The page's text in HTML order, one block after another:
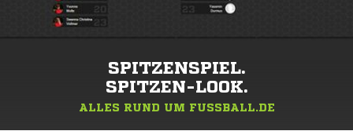
SPITZENSPIEL.
SPITZEN-LOOK.
ALLES RUND UM FUSSBALL.DE